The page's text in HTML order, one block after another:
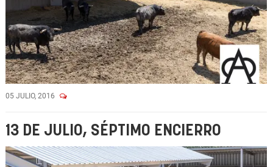
05 JULIO, 2016
13 DE JULIO, SÉPTIMO ENCIERRO